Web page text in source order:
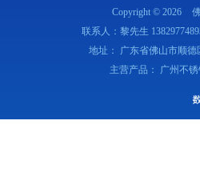
Copyright © 2026
联系人：黎先生
地址： 广东省佛山市顺
主营产品： 广州不